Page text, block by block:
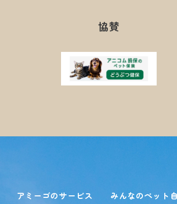
協賛
アミーゴのサービス
みんなのペット